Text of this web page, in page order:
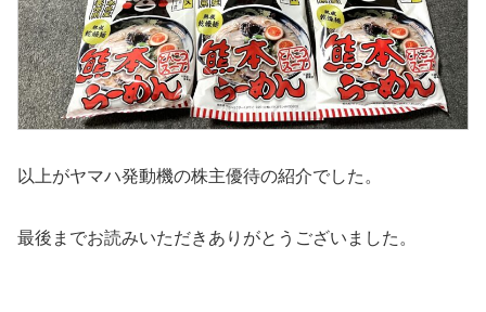
以上がヤマハ発動機の株主優待の紹介でした。
最後までお読みいただきありがとうございました。